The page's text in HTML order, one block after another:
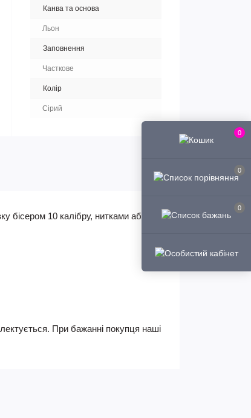
0
0
0
Канва та основа
Льон
Заповнення
Часткове
Колір
Сірий
бісером 10 калібру, нитками або в
При бажанні покупця наші